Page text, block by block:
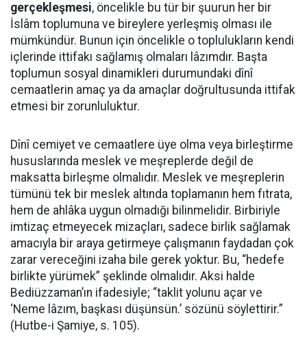
gerçekleşmesi, öncelikle bu tür bir şuurun her bir
İslâm toplumuna ve bireylere yerleşmiş olması ile
mümkündür. Bunun için öncelikle o toplulukların kendi
içlerinde ittifakı sağlamış olmaları lâzımdır. Başta
toplumun sosyal dinamikleri durumundaki dînî
cemaatlerin amaç ya da amaçlar doğrultusunda ittifak
etmesi bir zorunluluktur.
Dînî cemiyet ve cemaatlere üye olma veya birleştirme
hususlarında meslek ve meşreplerde değil de
maksatta birleşme olmalıdır. Meslek ve meşreplerin
tümünü tek bir meslek altında toplamanın hem fıtrata,
hem de ahlâka uygun olmadığı bilinmelidir. Birbiriyle
imtizaç etmeyecek mizaçları, sadece birlik sağlamak
amacıyla bir araya getirmeye çalışmanın faydadan çok
zarar vereceğini izaha bile gerek yoktur. Bu, “hedefe
birlikte yürümek” şeklinde olmalıdır. Aksi halde
Bediüzzaman’ın ifadesiyle; “taklit yolunu açar ve
‘Neme lâzım, başkası düşünsün.’ sözünü söylettirir.”
(Hutbe-i Şamiye, s. 105).